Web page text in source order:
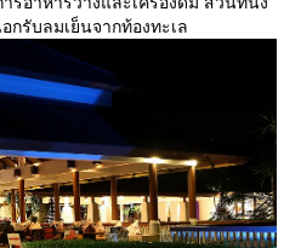
รับลมเย็นจากท้องทะเล